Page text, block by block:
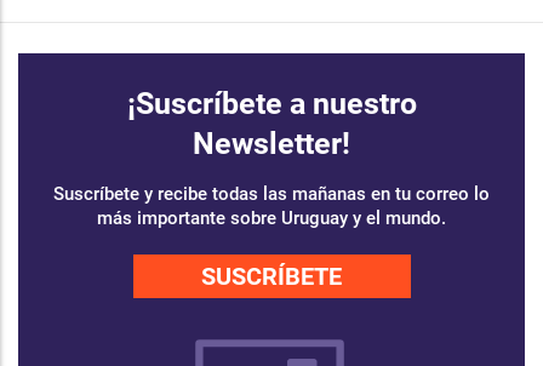
¡Suscríbete a nuestro
Newsletter!
Suscríbete y recibe todas las mañanas en tu correo lo
más importante sobre Uruguay y el mundo.
SUSCRÍBETE